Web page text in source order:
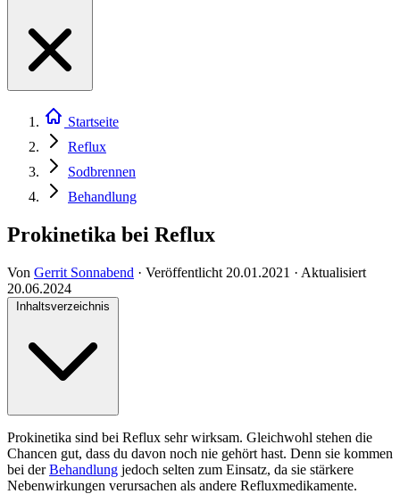
Startseite
Reflux
Sodbrennen
Behandlung
Prokinetika bei Reflux
Von Gerrit Sonnabend · Veröffentlicht 20.01.2021 · Aktualisiert
20.06.2024
Inhaltsverzeichnis
Prokinetika sind bei Reflux sehr wirksam. Gleichwohl stehen die
Chancen gut, dass du davon noch nie gehört hast. Denn sie kommen
bei derBehandlung jedoch selten zum Einsatz, da sie stärkere
Nebenwirkungen verursachen als andere Refluxmedikamente.